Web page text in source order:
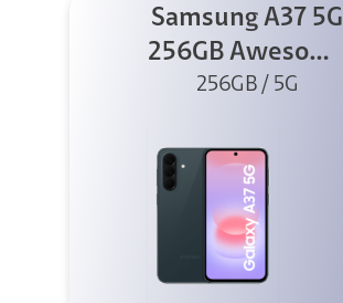
Samsung A37 5G
256GB Awesome
Graygreen
256GB / 5G